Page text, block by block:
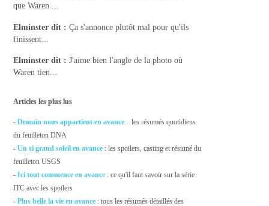
que Waren ...
Elminster dit : Ça s'annonce plutôt mal pour qu'ils
finissent...
Elminster dit : J'aime bien l'angle de la photo où
Waren tien...
Articles les plus lus
-Demain nous appartient en avance : les résumés quotidiens
du feuilleton DNA
-Un si grand soleil en avance : les spoilers, casting et résumé du
feuilleton USGS
-Ici tout commence en avance : ce qu'il faut savoir sur la série
ITC avec les spoilers
- Plus belle la vie en avance : tous les résumés détaillés des